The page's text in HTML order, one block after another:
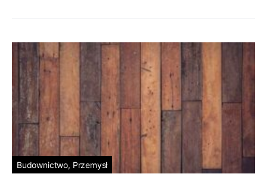
Budownictwo, Przemysł